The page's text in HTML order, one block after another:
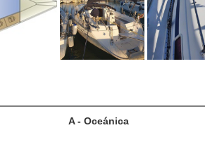
A - Oceánica